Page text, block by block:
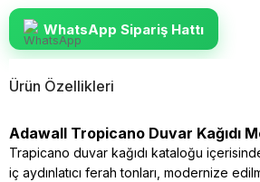
WhatsApp Sipariş Hattı
Ürün Özellikleri
Adawall Tropicano Duvar Kağıdı
Trapicano duvar kağıdı kataloğu
iç aydınlatıcı ferah tonları, modernize